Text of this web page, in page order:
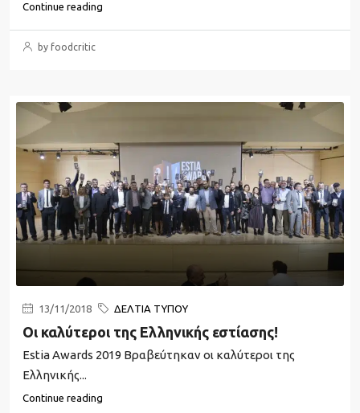
Continue reading
by foodcritic
13/11/2018 ΔΕΛΤΙΑ ΤΥΠΟΥ
Οι καλύτεροι της Ελληνικής εστίασης!
Estia Awards 2019 Βραβεύτηκαν οι καλύτεροι της
Ελληνικής...
Continue reading